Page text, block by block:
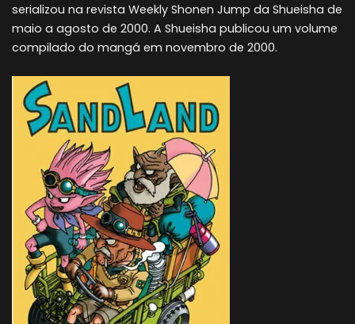
serializou na revista Weekly Shonen Jump da Shueisha de
maio a agosto de 2000. A Shueisha publicou um volume
compilado do mangá em novembro de 2000.